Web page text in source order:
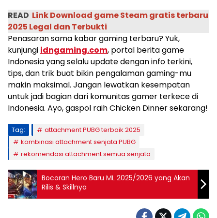
READ Link Download game Steam gratis terbaru
2025 Legal dan Terbukti
Penasaran sama kabar gaming terbaru? Yuk,
kunjungi idngaming.com, portal berita game
Indonesia yang selalu update dengan info terkini,
tips, dan trik buat bikin pengalaman gaming-mu
makin maksimal. Jangan lewatkan kesempatan
untuk jadi bagian dari komunitas gamer terkece di
Indonesia. Ayo, gaspol raih Chicken Dinner sekarang!
Tag:
attachment PUBG terbaik 2025
kombinasi attachment senjata PUBG
rekomendasi attachment semua senjata
Bocoran Hero Baru ML 2025/2026 yang Akan
Rilis & Skillnya